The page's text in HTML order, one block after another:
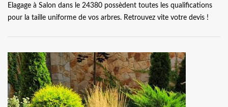
Elagage à Salon dans le 24380 possèdent toutes les qualifications
pour la taille uniforme de vos arbres. Retrouvez vite votre devis !